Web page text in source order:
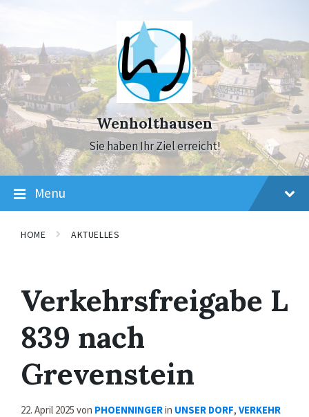
navigation
Wenholthausen
Sie haben Ihr Ziel erreicht!
Menu
HOME AKTUELLES
Verkehrsfreigabe L
839 nach
Grevenstein
22. April 2025 von PHOENNINGERin UNSER DORF, VERKEHR